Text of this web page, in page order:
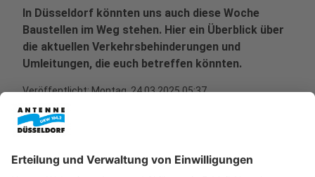
In Düsseldorf könnten uns auch diese Woche
Baustellen im Weg stehen. Hier ein Überblick über
die aktuellen Verkehrsbehinderungen und
Umleitungen, die euch betreffen könnten.
Veröffentlicht:Montag, 24.03.2025 05:37
Anzeige